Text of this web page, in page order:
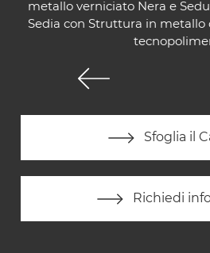
metallo verniciato Nera e
Sedia con Struttura in metallo
Sfoglia il
Richiedi